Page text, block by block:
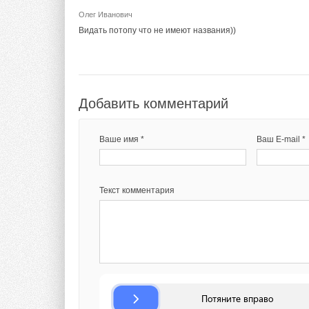
Олег Иванович
Видать потопу что не имеют названия))
Добавить комментарий
Ваше имя * Ваш E-mail *
Текст комментария
Мы и дальше
чтобы они